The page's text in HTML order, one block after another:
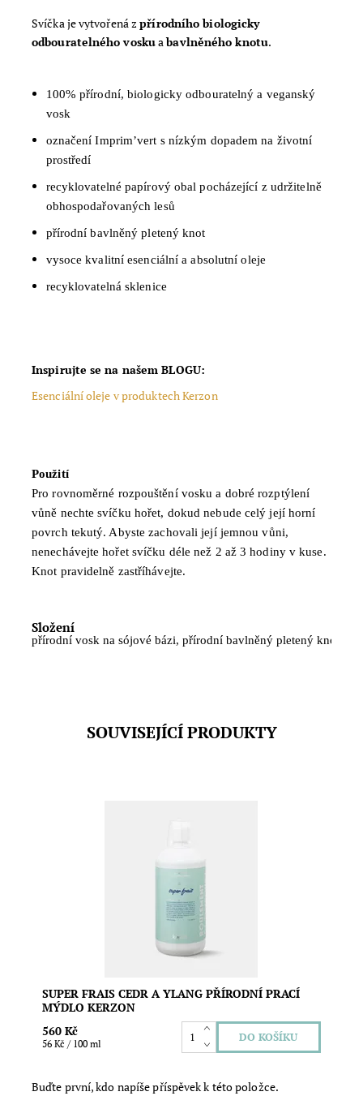
Svíčka je vytvořená zpřírodního biologicky
odbouratelného voskuabavlněného knotu.
100% přírodní, biologicky odbouratelný a veganský
vosk
označení Imprim’vert s nízkým dopadem na životní
prostředí
recyklovatelné papírový obal pocházející z udržitelně
obhospodařovaných lesů
přírodní bavlněný pletený knot
vysoce kvalitní esenciální a absolutní oleje
recyklovatelná sklenice
Inspirujte se na našem BLOGU:
Esenciální oleje v produktech Kerzon
Použití
Pro rovnoměrné rozpouštění vosku a dobré rozptýlení
vůně nechte svíčku hořet, dokud nebude celý její horní
povrch tekutý. Abyste zachovali její jemnou vůni,
nenechávejte hořet svíčku déle než 2 až 3 hodiny v kuse.
Knot pravidelně zastříhávejte.
Složení
přírodní vosk na sójové bázi, přírodní bavlněný pletený knot,
SOUVISEJÍCÍ PRODUKTY
obklopí vás známá vůně anýzu, citrusů a zimolezu, která
ylang. Vegan Objem: 1L
Kerzon Paris
SUPER FRAIS CEDR A YLANG PŘÍRODNÍ PRACÍ
MÝDLO KERZON
560 Kč
56 Kč / 100 ml
Buďte první, kdo napíše příspěvek k této položce.